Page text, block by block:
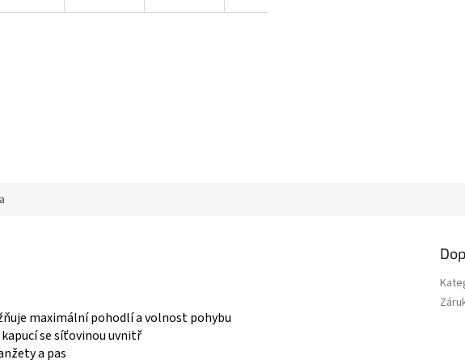
maximální pohodlí a volnost pohybu
se síťovinou uvnitř
a pas